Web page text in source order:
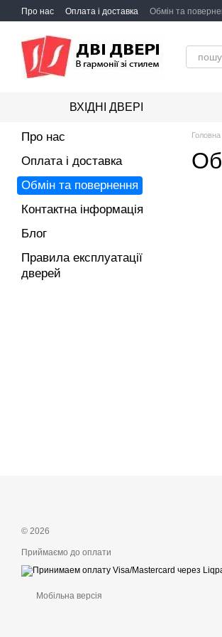
Перейти до основного контенту
Про нас Оплата і доставка Обмін та
ВХІДНІ ДВЕРІ
Головна
Про нас
Оплата і доставка
Обмін та повернення
Контактна інформація
Блог
Правила експлуатації
дверей
© 2026
Приймаємо до оплати
Мобільна версія